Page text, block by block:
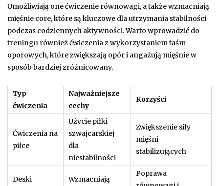
Umożliwiają one ćwiczenie równowagi, a także wzmacniają
mięśnie core, które są kluczowe dla utrzymania stabilności
podczas codziennych aktywności. Warto wprowadzić do
treningu również ćwiczenia z wykorzystaniem taśm
oporowych, które zwiększają opór i angażują mięśnie w
sposób bardziej zróżnicowany.
Typ
ćwiczenia
Najważniejsze
cechy
Korzyści
Ćwiczenia na
piłce
Użycie piłki
szwajcarskiej
dla
niestabilności
Zwiększenie siły
mięśni
stabilizujących
Deski
Wzmacniają
Poprawa